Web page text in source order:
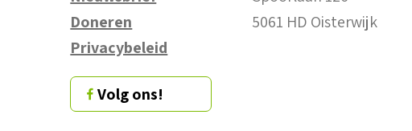
Doneren
Privacybeleid
Volg ons!
5061 HD Oisterwijk